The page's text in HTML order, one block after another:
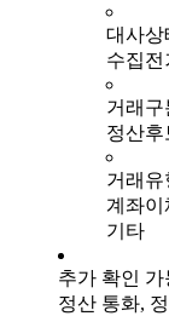
대사상
수집전
거래구
정산후
거래유
계좌이
기타
추가 확인
정산 통화,